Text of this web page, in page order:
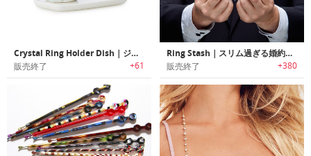
Crystal Ring Holder Dish｜ジュエリーを美しく引き立たせるクリスタルリングホルダー
販売終了 +61
Ring Stash｜スリム過ぎる婚約指輪用ケース「リング・スタッシュ」
販売終了 +380